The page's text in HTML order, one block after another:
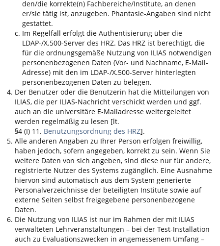
den/die korrekte(n) Fachbereiche/Institute, an denen
er/sie tätig ist, anzugeben. Phantasie-Angaben sind nicht
gestattet.
Im Regelfall erfolgt die Authentisierung über die
LDAP-/X.500-Server des HRZ. Das HRZ ist berechtigt, die
für die ordnungsgemäße Nutzung von ILIAS notwendigen
personenbezogenen Daten (Vor- und Nachname, E-Mail-
Adresse) mit den im LDAP-/X.500-Server hinterlegten
personenbezogenen Daten zu belegen.
Der Benutzer oder die Benutzerin hat die Mitteilungen von
ILIAS, die per ILIAS-Nachricht verschickt werden und ggf.
auch an die universitäre E-Mailadresse weitergeleitet
werden regelmäßig zu lesen [lt.
§4 (I) 11. Benutzungsordnung des HRZ].
Alle anderen Angaben zu Ihrer Person erfolgen freiwillig,
haben jedoch, sofern angegeben, korrekt zu sein. Wenn Sie
weitere Daten von sich angeben, sind diese nur für andere,
registrierte Nutzer des Systems zugänglich. Eine Ausnahme
hiervon sind automatisch aus dem System generierte
Personalverzeichnisse der beteiligten Institute sowie auf
externe Seiten selbst freigegebene personenbezogene
Daten.
Die Nutzung von ILIAS ist nur im Rahmen der mit ILIAS
verwalteten Lehrveranstaltungen – bei der Test-Installation
auch zu Evaluationszwecken in angemessenem Umfang –